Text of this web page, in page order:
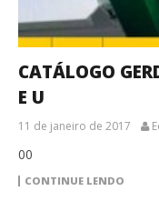
CATÁLOGO
E U
11 de janeiro de 2017
00
CONTINUE LENDO